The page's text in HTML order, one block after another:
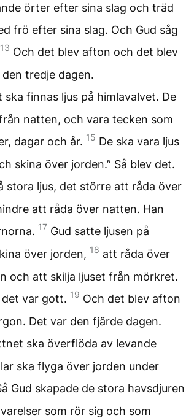
örter efter sina slag och träd
frö efter sina slag. Och Gud såg
13 Och det blev afton och det blev
tredje dagen.
ska finnas ljus på himlavalvet. De
natten, och vara tecken som
dagar och år. 15 De ska vara ljus
skina över jorden.” Så blev det.
stora ljus, det större att råda över
att råda över natten. Han
17 Gud satte ljusen på
över jorden, 18 att råda över
och att skilja ljuset från mörkret.
det var gott. 19 Och det blev afton
Det var den fjärde dagen.
ska överflöda av levande
ska flyga över jorden under
Gud skapade de stora havsdjuren
som rör sig och som